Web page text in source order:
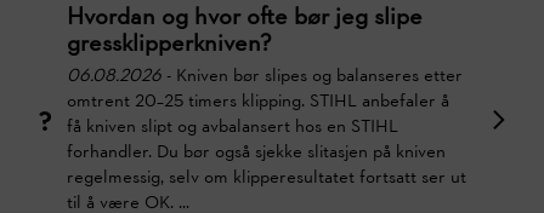
Hvordan og hvor ofte bør jeg slipe
gressklipperkniven?
06.08.2026 - Kniven bør slipes og balanseres etter
omtrent 20–25 timers klipping. STIHL anbefaler å
få kniven slipt og avbalansert hos en STIHL
forhandler. Du bør også sjekke slitasjen på kniven
regelmessig, selv om klipperesultatet fortsatt ser ut
til å være OK. ...